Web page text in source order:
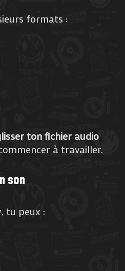
formats :
ton fichier audio
à travailler.
son
tu peux :